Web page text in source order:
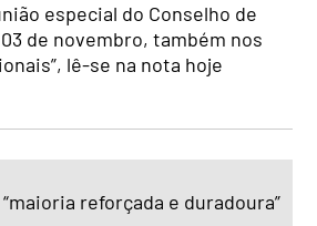
especial do Conselho de
de novembro, também nos
lê-se na nota hoje
reforçada e duradoura”